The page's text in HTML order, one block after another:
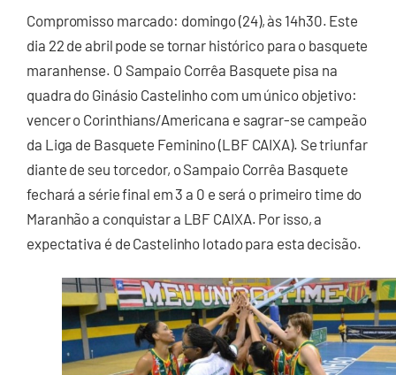
Compromisso marcado: domingo (24), às 14h30. Este
dia 22 de abril pode se tornar histórico para o basquete
maranhense. O Sampaio Corrêa Basquete pisa na
quadra do Ginásio Castelinho com um único objetivo:
vencer o Corinthians/Americana e sagrar-se campeão
da Liga de Basquete Feminino (LBF CAIXA). Se triunfar
diante de seu torcedor, o Sampaio Corrêa Basquete
fechará a série final em 3 a 0 e será o primeiro time do
Maranhão a conquistar a LBF CAIXA. Por isso, a
expectativa é de Castelinho lotado para esta decisão.